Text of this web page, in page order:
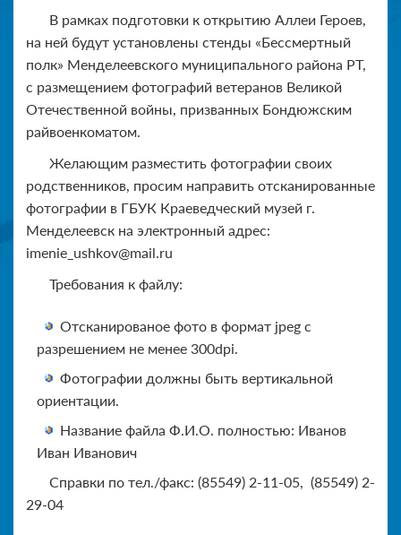
В рамках подготовки к открытию Аллеи Героев,
на ней будут установлены стенды «Бессмертный
полк» Менделеевского муниципального района РТ,
с размещением фотографий ветеранов Великой
Отечественной войны, призванных Бондюжским
райвоенкоматом.
Желающим разместить фотографии своих
родственников, просим направить отсканированные
фотографии в ГБУК Краеведческий музей г.
Менделеевск на электронный адрес:
imenie_ushkov@mail.ru
Требования к файлу:
Отсканированое фото в формат jpeg с
разрешением не менее 300dpi.
Фотографии должны быть вертикальной
ориентации.
Название файла Ф.И.О. полностью: Иванов
Иван Иванович
Справки по тел./факс: (85549) 2-11-05, (85549) 2-
29-04